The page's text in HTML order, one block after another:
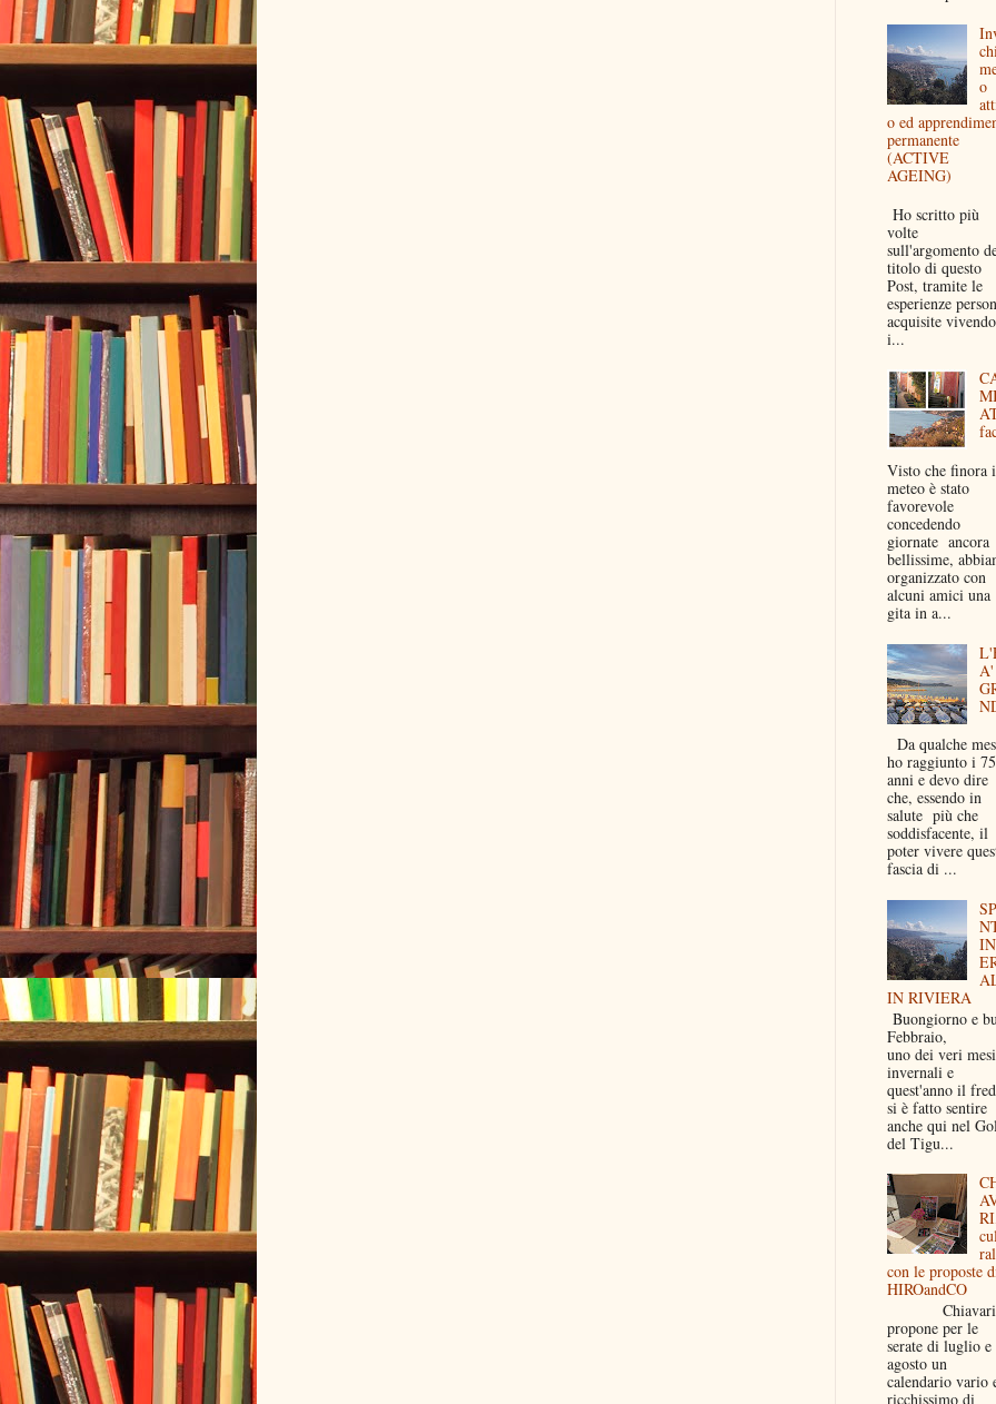
o
o ed
permanente
(ACTIVE
AGEING)
Ho scritto più
volte
sull'argomento
titolo di questo
Post, tramite le
esperienze
acquisite vivendo
i...
Visto che finora
meteo è stato
favorevole
concedendo
giornate ancora
bellissime,
organizzato con
alcuni amici una
gita in a...
A'
Da qualche
ho raggiunto i 75
anni e devo dire
che, essendo in
salute più che
soddisfacente, il
poter vivere
fascia di ...
IN RIVIERA
Buongiorno e
Febbraio,
uno dei veri mesi
invernali e
quest'anno il
si è fatto sentire
anche qui nel
del Tigu...
con le proposte
HIROandCO
Chiavari
propone per le
serate di luglio e
agosto un
calendario vario
ricchissimo di